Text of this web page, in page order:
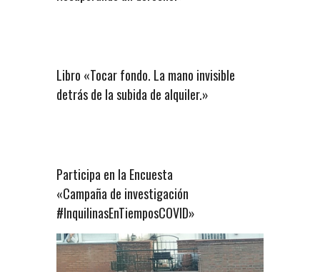
Libro «Tocar fondo. La mano invisible
detrás de la subida de alquiler.»
Participa en la Encuesta
«Campaña de investigación
#InquilinasEnTiemposCOVID»